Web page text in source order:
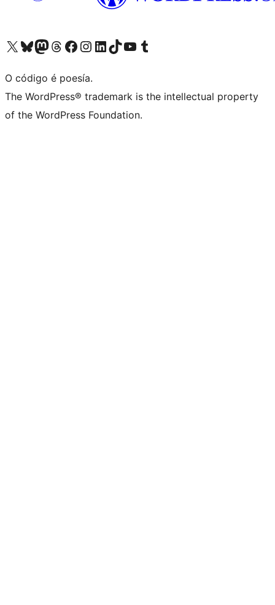
Visita la cuenta de X (anteriormente Twitter)
Visita a nosa conta de Bluesky
Visita a nosa conta de Mastodon
Visita a nosa conta de Threads
Visita a nosa páxina de Facebook
Visita a nosa conta de Instagram
Visita a nosa conta de LinkedIn
Visita a nosa conta de TikTok
Visita a nosa canle de YouTube
Visita a nosa conta de Tumblr
O código é poesía.
The WordPress® trademark is the intellectual property
of the WordPress Foundation.